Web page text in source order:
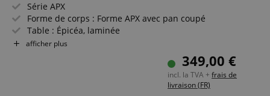
Série APX
Forme de corps : Forme APX avec pan coupé
Table : Épicéa, laminée
Fond & éclisses : Nato, laminé
Électronique : SYSTEM65 + SRT Piezo Pickup
afficher plus
349,00 €
incl. la TVA + frais de
livraison (FR)